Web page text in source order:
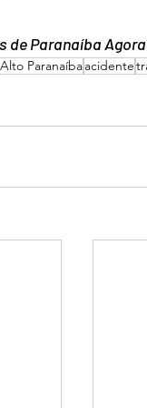
de Paranaíba Agora
Alto Paranaíbaacidente